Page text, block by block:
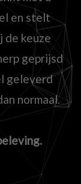
en stelt
de keuze
geprijsd
geleverd
normaal.